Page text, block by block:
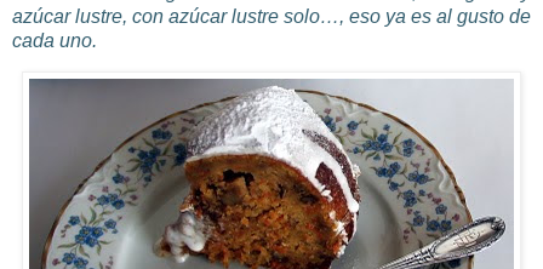
azúcar lustre, con azúcar lustre solo…, eso ya es al gusto de
cada uno.